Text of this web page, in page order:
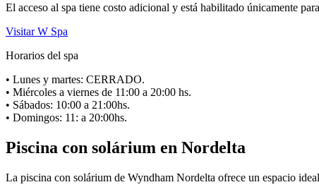
El acceso al spa tiene costo adicional y está habilitado únicamente
Visitar W Spa
Horarios del spa
• Lunes y martes: CERRADO.
• Miércoles a viernes de 11:00 a 20:00 hs.
• Sábados: 10:00 a 21:00hs.
• Domingos: 11: a 20:00hs.
Piscina con solárium en Nordelta
La piscina con solárium de Wyndham Nordelta ofrece un espacio